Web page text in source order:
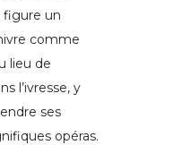
un
comme
lieu de
l’ivresse, y
ses
opéras.